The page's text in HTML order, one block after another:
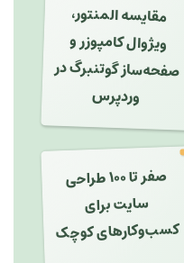
مقایسه المنتور،
ویژوال کامپوزر و
صفحه‌ساز گوتنبرگ در
وردپرس
صفر تا ۱۰۰ طراحی
سایت برای
کسب‌وکارهای کوچک